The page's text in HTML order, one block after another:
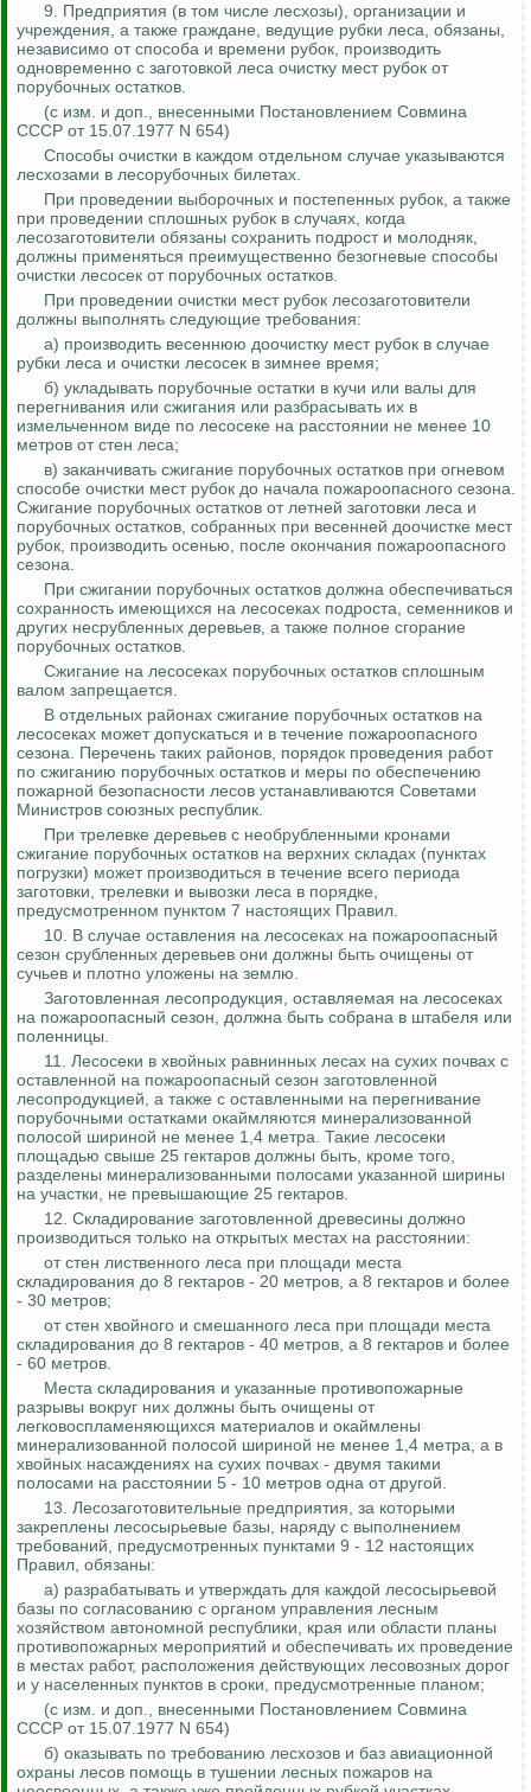
9. Предприятия (в том числе лесхозы), организации и
учреждения, а также граждане, ведущие рубки леса, обязаны,
независимо от способа и времени рубок, производить
одновременно с заготовкой леса очистку мест рубок от
порубочных остатков.
(с изм. и доп., внесенными Постановлением Совмина
СССР от 15.07.1977 N 654)
Способы очистки в каждом отдельном случае указываются
лесхозами в лесорубочных билетах.
При проведении выборочных и постепенных рубок, а также
при проведении сплошных рубок в случаях, когда
лесозаготовители обязаны сохранить подрост и молодняк,
должны применяться преимущественно безогневые способы
очистки лесосек от порубочных остатков.
При проведении очистки мест рубок лесозаготовители
должны выполнять следующие требования:
а) производить весеннюю доочистку мест рубок в случае
рубки леса и очистки лесосек в зимнее время;
б) укладывать порубочные остатки в кучи или валы для
перегнивания или сжигания или разбрасывать их в
измельченном виде по лесосеке на расстоянии не менее 10
метров от стен леса;
в) заканчивать сжигание порубочных остатков при огневом
способе очистки мест рубок до начала пожароопасного сезона.
Сжигание порубочных остатков от летней заготовки леса и
порубочных остатков, собранных при весенней доочистке мест
рубок, производить осенью, после окончания пожароопасного
сезона.
При сжигании порубочных остатков должна обеспечиваться
сохранность имеющихся на лесосеках подроста, семенников и
других несрубленных деревьев, а также полное сгорание
порубочных остатков.
Сжигание на лесосеках порубочных остатков сплошным
валом запрещается.
В отдельных районах сжигание порубочных остатков на
лесосеках может допускаться и в течение пожароопасного
сезона. Перечень таких районов, порядок проведения работ
по сжиганию порубочных остатков и меры по обеспечению
пожарной безопасности лесов устанавливаются Советами
Министров союзных республик.
При трелевке деревьев с необрубленными кронами
сжигание порубочных остатков на верхних складах (пунктах
погрузки) может производиться в течение всего периода
заготовки, трелевки и вывозки леса в порядке,
предусмотренном пунктом 7 настоящих Правил.
10. В случае оставления на лесосеках на пожароопасный
сезон срубленных деревьев они должны быть очищены от
сучьев и плотно уложены на землю.
Заготовленная лесопродукция, оставляемая на лесосеках
на пожароопасный сезон, должна быть собрана в штабеля или
поленницы.
11. Лесосеки в хвойных равнинных лесах на сухих почвах с
оставленной на пожароопасный сезон заготовленной
лесопродукцией, а также с оставленными на перегнивание
порубочными остатками окаймляются минерализованной
полосой шириной не менее 1,4 метра. Такие лесосеки
площадью свыше 25 гектаров должны быть, кроме того,
разделены минерализованными полосами указанной ширины
на участки, не превышающие 25 гектаров.
12. Складирование заготовленной древесины должно
производиться только на открытых местах на расстоянии:
от стен лиственного леса при площади места
складирования до 8 гектаров - 20 метров, а 8 гектаров и более
- 30 метров;
от стен хвойного и смешанного леса при площади места
складирования до 8 гектаров - 40 метров, а 8 гектаров и более
- 60 метров.
Места складирования и указанные противопожарные
разрывы вокруг них должны быть очищены от
легковоспламеняющихся материалов и окаймлены
минерализованной полосой шириной не менее 1,4 метра, а в
хвойных насаждениях на сухих почвах - двумя такими
полосами на расстоянии 5 - 10 метров одна от другой.
13. Лесозаготовительные предприятия, за которыми
закреплены лесосырьевые базы, наряду с выполнением
требований, предусмотренных пунктами 9 - 12 настоящих
Правил, обязаны:
а) разрабатывать и утверждать для каждой лесосырьевой
базы по согласованию с органом управления лесным
хозяйством автономной республики, края или области планы
противопожарных мероприятий и обеспечивать их проведение
в местах работ, расположения действующих лесовозных дорог
и у населенных пунктов в сроки, предусмотренные планом;
(с изм. и доп., внесенными Постановлением Совмина
СССР от 15.07.1977 N 654)
б) оказывать по требованию лесхозов и баз авиационной
охраны лесов помощь в тушении лесных пожаров на